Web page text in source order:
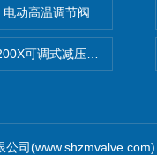
电动高温调节阀
可调式减压阀（减压稳
司